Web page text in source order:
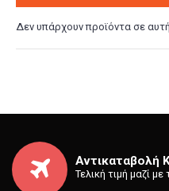
Δεν υπάρχουν προϊόντα σε
Αντικαταβολή
Τελική τιμή μαζί